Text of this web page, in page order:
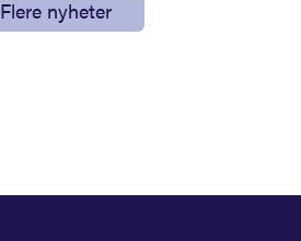
Flere nyheter